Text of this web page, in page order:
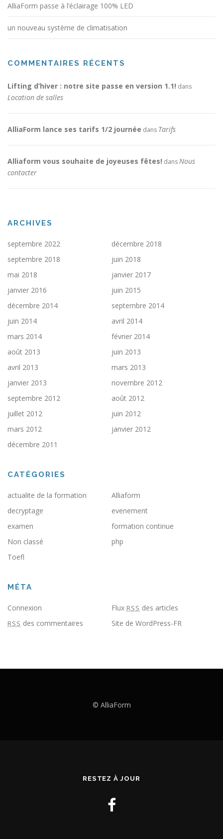
AlliaForm passe à l’éclairage 100% LED
un nouveau système de climatisation
COMMENTAIRES RÉCENTS
Lifting d’hiver : notre site passe en version 1.1! dans
Location de salles
AlliaForm lance ses tarifs 1/2 journée dans Tarifs
Alliaform vous souhaite de joyeuses fêtes! dans Nous
contacter
ARCHIVES
septembre 2022
décembre 2018
septembre 2018
juin 2018
mai 2018
janvier 2017
janvier 2016
juin 2015
décembre 2014
septembre 2014
juin 2014
avril 2014
mars 2014
février 2014
août 2013
juin 2013
avril 2013
mars 2013
janvier 2013
novembre 2012
septembre 2012
août 2012
juillet 2012
juin 2012
mars 2012
janvier 2012
décembre 2011
CATÉGORIES
actualite de la formation
Alliaform
decryptage
evenement
examen
formation continue
Non classé
php
Toefl
MÉTA
Connexion Flux RSS des articles
RSS des commentaires Site de WordPress-FR
© AlliaForm
RESTEZ À JOUR